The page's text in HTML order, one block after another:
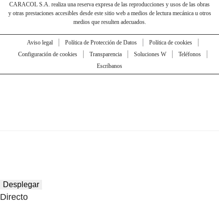
CARACOL S.A. realiza una reserva expresa de las reproducciones y usos de las obras
y otras prestaciones accesibles desde este sitio web a medios de lectura mecánica u otros
medios que resulten adecuados.
Aviso legal Política de Protección de Datos
Política de cookies
Configuración de cookies
Transparencia Soluciones W
Teléfonos
Escríbanos
Desplegar
Directo